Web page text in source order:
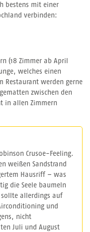
bestens mit einer
verbinden:
(18 Zimmer ab April
welches einen
Restaurant werden gerne
zwischen den
in allen Zimmern
Crusoe-Feeling.
weißen Sandstrand
Hausriff – was
die Seele baumeln
sollte allerdings auf
und
nicht
Juli und August